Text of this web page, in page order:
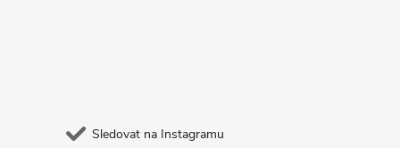
Sledovat na Instagramu